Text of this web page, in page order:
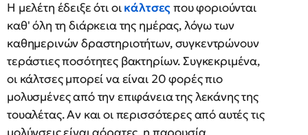
Η μελέτη έδειξε ότι οικάλτσεςπου φοριούνται
καθ' όλη τη διάρκεια της ημέρας, λόγω των
καθημερινών δραστηριοτήτων, συγκεντρώνουν
τεράστιες ποσότητες βακτηρίων. Συγκεκριμένα,
οι κάλτσες μπορεί να είναι 20 φορές πιο
μολυσμένες από την επιφάνεια της λεκάνης της
τουαλέτας. Αν και οι περισσότερες από αυτές τις